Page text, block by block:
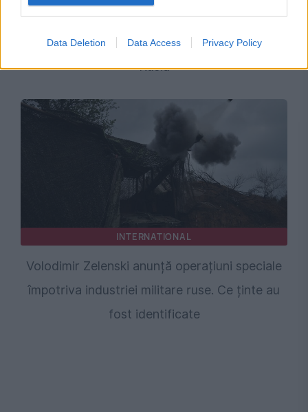
Data Deletion Data Access Privacy Policy
Decizia luată de SUA schimbă din nou
războiul din Ucraina. Efectele se văd deja în
Rusia
INTERNATIONAL
Volodimir Zelenski anunță operațiuni speciale
împotriva industriei militare ruse. Ce ținte au
fost identificate